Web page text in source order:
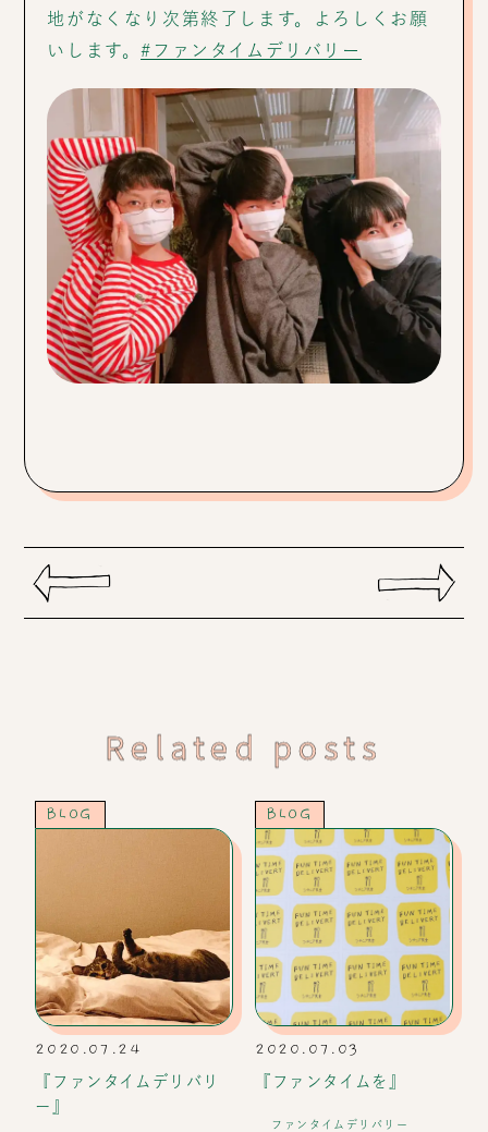
地がなくなり次第終了します。よろしくお願
いします。#ファンタイムデリバリー
Related posts
BLOG
2020.07.24
『ファンタイムデリバリ
ー』
BLOG
2020.07.03
『ファンタイムを』
ファンタイムデリバリー